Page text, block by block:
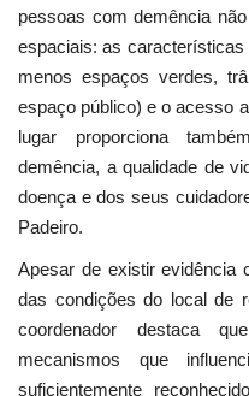
pessoas com demência
espaciais: as
menos espaços verdes,
espaço público) e o acesso
lugar proporciona
demência, a qualidade de
doença e dos seus
Padeiro.
Apesar de existir evidência
das condições do local de
coordenador destaca
mecanismos que
suficientemente